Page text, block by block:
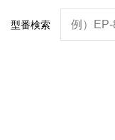
型番検索 例）